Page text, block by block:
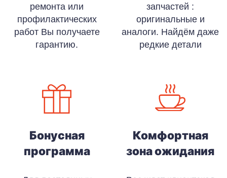
ремонта или
профилактических
работ Вы получаете
гарантию.
Бонусная
программа
запчастей :
оригинальные и
аналоги. Найдём даже
редкие детали
Комфортная
зона ожидания